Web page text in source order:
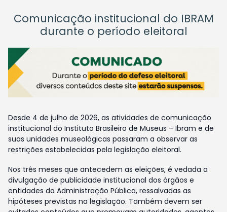
Comunicação institucional do IBRAM
durante o período eleitoral
Desde 4 de julho de 2026, as atividades de comunicação
institucional do Instituto Brasileiro de Museus – Ibram e de
suas unidades museológicas passaram a observar as
restrições estabelecidas pela legislação eleitoral.
Nos três meses que antecedem as eleições, é vedada a
divulgação de publicidade institucional dos órgãos e
entidades da Administração Pública, ressalvadas as
hipóteses previstas na legislação. Também devem ser